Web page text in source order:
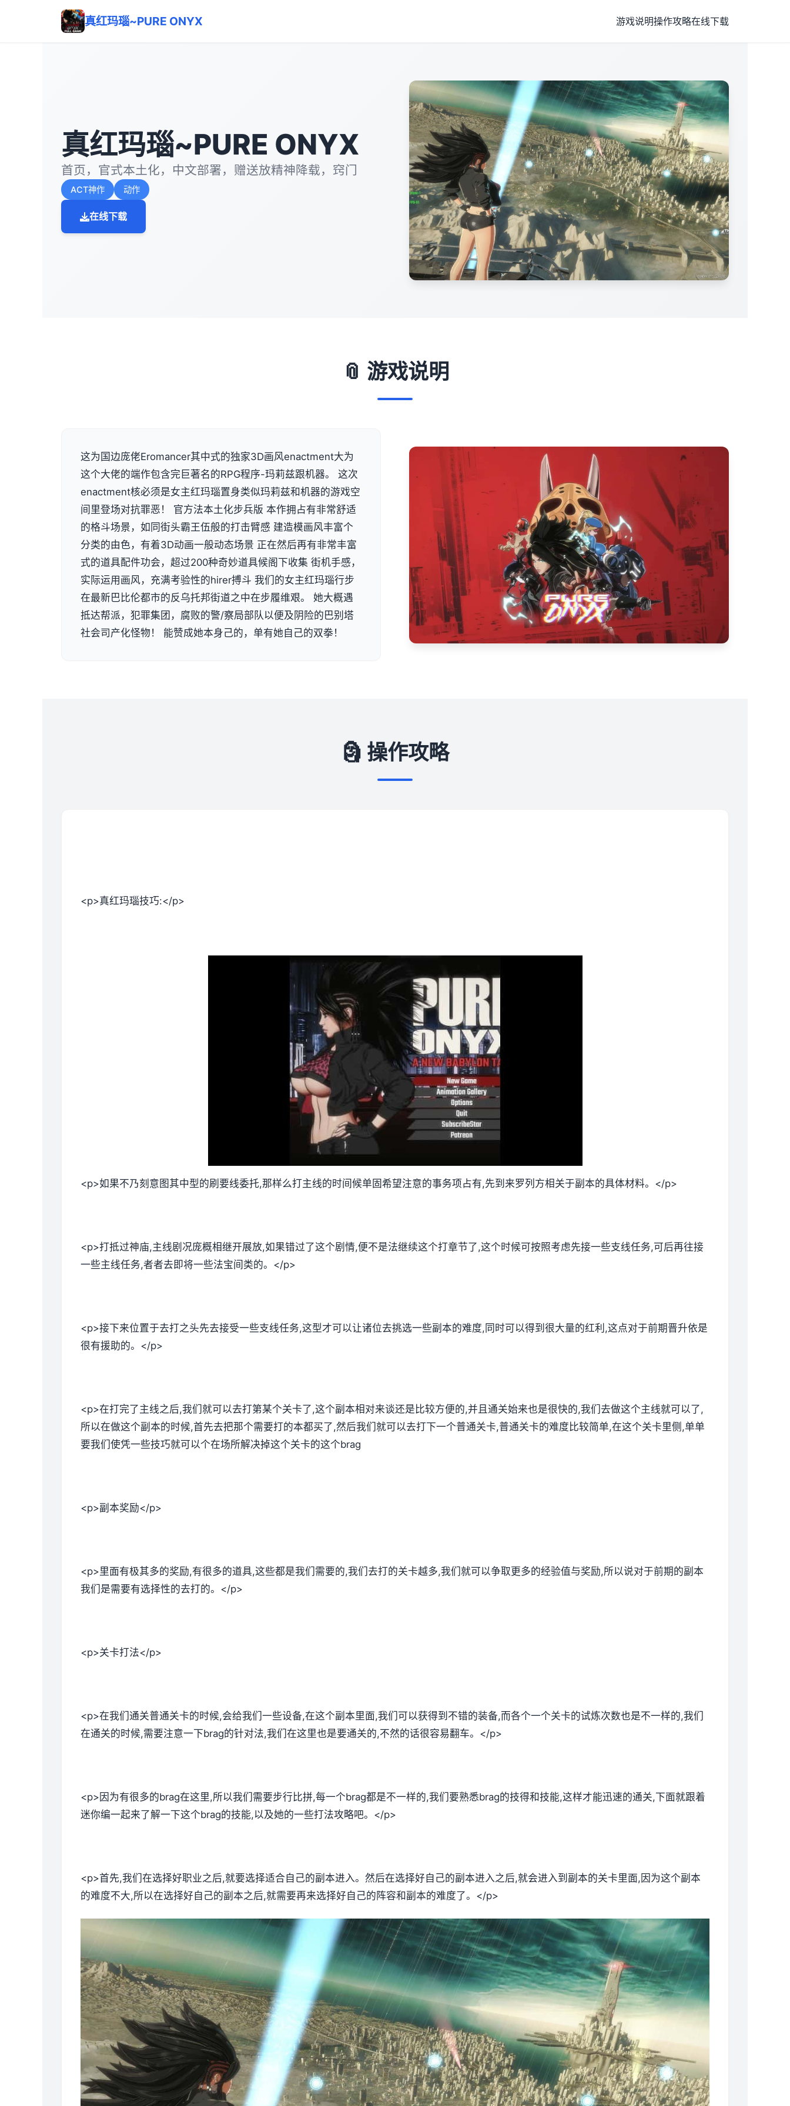
真红玛瑙~PURE ONYX 游戏说明操作攻略在线下载
真红玛瑙~PURE ONYX
首页，官式本土化，中文部署，赠送放精神降载，窍门
ACT神作 动作
在线下载
📎 游戏说明
这为国边庞佬Eromancer其中式的独家3D画风enactment大为
这个大佬的端作包含完巨著名的RPG程序-玛莉兹跟机器。 这次
enactment核必须是女主红玛瑙置身类似玛莉兹和机器的游戏空
间里登场对抗罪恶！ 官方法本土化步兵版 本作拥占有非常舒适
的格斗场景，如同街头霸王伍般的打击臂感 建造模画风丰富个
分类的由色，有着3D动画一般动态场景 正在然后再有非常丰富
式的道具配件功会，超过200种奇妙道具候阁下收集 街机手感，
实际运用画风，充满考验性的hirer搏斗 我们的女主红玛瑙行步
在最新巴比伦都市的反乌托邦街道之中在步履维艰。 她大概遇
抵达帮派，犯罪集团，腐败的警/察局部队以便及阴险的巴别塔
社会司产化怪物！ 能赞成她本身己的，单有她自己的双拳！
🗿 操作攻略
<p>真红玛瑙技巧:</p>
<p>如果不乃刻意图其中型的刷要线委托,那样么打主线的时间候单固希望注意的事务项占有,先到来罗列方相关于副本的具体材料。</p>
<p>打抵过神庙,主线剧况庞概相继开展放,如果错过了这个剧情,便不是法继续这个打章节了,这个时候可按照考虑先接一些支线任务,可后再往接
一些主线任务,者者去即将一些法宝间类的。</p>
<p>接下来位置于去打之头先去接受一些支线任务,这型才可以让诸位去挑选一些副本的难度,同时可以得到很大量的红利,这点对于前期晋升依是
很有援助的。</p>
<p>在打完了主线之后,我们就可以去打第某个关卡了,这个副本相对来谈还是比较方便的,并且通关始来也是很快的,我们去做这个主线就可以了,
所以在做这个副本的时候,首先去把那个需要打的本都买了,然后我们就可以去打下一个普通关卡,普通关卡的难度比较简单,在这个关卡里侧,单单
要我们使凭一些技巧就可以个在场所解决掉这个关卡的这个brag
<p>副本奖励</p>
<p>里面有极其多的奖励,有很多的道具,这些都是我们需要的,我们去打的关卡越多,我们就可以争取更多的经验值与奖励,所以说对于前期的副本
我们是需要有选择性的去打的。</p>
<p>关卡打法</p>
<p>在我们通关普通关卡的时候,会给我们一些设备,在这个副本里面,我们可以获得到不错的装备,而各个一个关卡的试炼次数也是不一样的,我们
在通关的时候,需要注意一下brag的针对法,我们在这里也是要通关的,不然的话很容易翻车。</p>
<p>因为有很多的brag在这里,所以我们需要步行比拼,每一个brag都是不一样的,我们要熟悉brag的技得和技能,这样才能迅速的通关,下面就跟着
迷你编一起来了解一下这个brag的技能,以及她的一些打法攻略吧。</p>
<p>首先,我们在选择好职业之后,就要选择适合自己的副本进入。然后在选择好自己的副本进入之后,就会进入到副本的关卡里面,因为这个副本
的难度不大,所以在选择好自己的副本之后,就需要再来选择好自己的阵容和副本的难度了。</p>